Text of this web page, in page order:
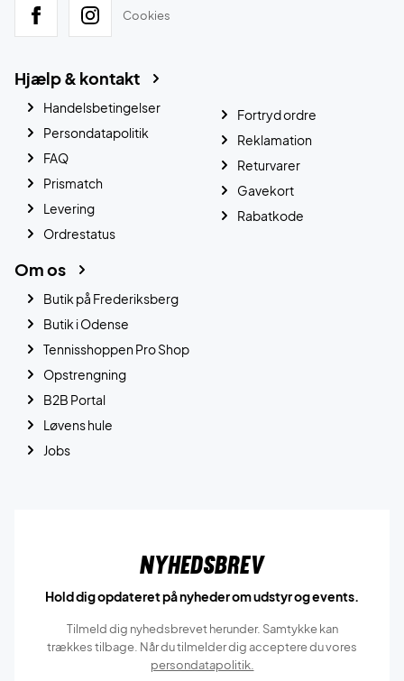
Cookies
Hjælp & kontakt
Handelsbetingelser
Persondatapolitik
FAQ
Prismatch
Levering
Ordrestatus
Fortryd ordre
Reklamation
Returvarer
Gavekort
Rabatkode
Om os
Butik på Frederiksberg
Butik i Odense
Tennisshoppen Pro Shop
Opstrengning
B2B Portal
Løvens hule
Jobs
Nyhedsbrev
Hold dig opdateret på nyheder om udstyr og events.
Tilmeld dig nyhedsbrevet herunder. Samtykke kan
trækkes tilbage. Når du tilmelder dig acceptere du vores
persondatapolitik.